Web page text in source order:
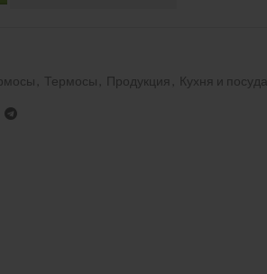
Термосы Продукция Кухня и посуда